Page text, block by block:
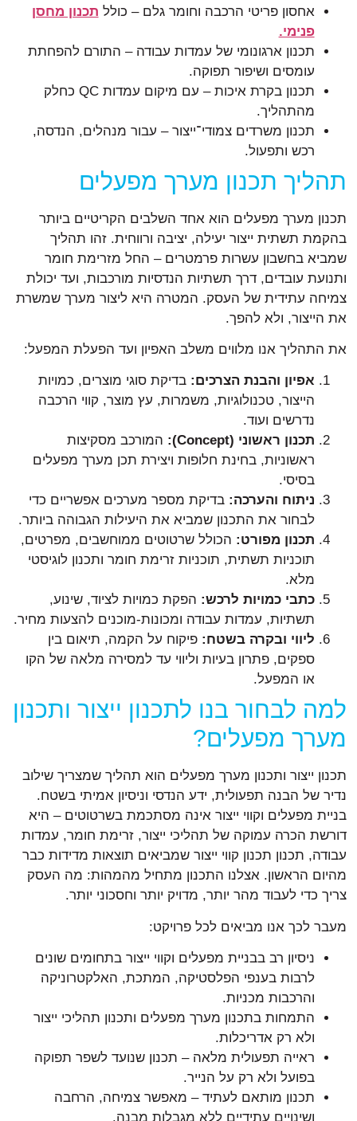
אחסון פריטי הרכבה וחומר גלם – כולל תכנון מחסן
פנימי.
תכנון ארגונומי של עמדות עבודה – התורם להפחתת
עומסים ושיפור תפוקה.
תכנון בקרת איכות – עם מיקום עמדות QC כחלק
מהתהליך.
תכנון משרדים צמודי־ייצור – עבור מנהלים, הנדסה,
רכש ותפעול.
תהליך תכנון מערך מפעלים
תכנון מערך מפעלים הוא אחד השלבים הקריטיים ביותר
בהקמת תשתית ייצור יעילה, יציבה ורווחית. זהו תהליך
שמביא בחשבון עשרות פרמטרים – החל מזרימת חומר
ותנועת עובדים, דרך תשתיות הנדסיות מורכבות, ועד יכולת
צמיחה עתידית של העסק. המטרה היא ליצור מערך שמשרת
את הייצור, ולא להפך.
את התהליך אנו מלווים משלב האפיון ועד הפעלת המפעל:
אפיון והבנת הצרכים: בדיקת סוגי מוצרים, כמויות
הייצור, טכנולוגיות, משמרות, עץ מוצר, קווי הרכבה
נדרשים ועוד.
תכנון ראשוני (Concept):
המורכב מסקיצות
ראשוניות, בחינת חלופות ויצירת תכן מערך מפעלים
בסיסי.
ניתוח והערכה: בדיקת מספר מערכים אפשריים כדי
לבחור את התכנון שמביא את היעילות הגבוהה ביותר.
תכנון מפורט: הכולל שרטוטים ממוחשבים, מפרטים,
תוכניות תשתית, תוכניות זרימת חומר ותכנון לוגיסטי
מלא.
כתבי כמויות לרכש: הפקת כמויות לציוד, שינוע,
תשתיות, עמדות עבודה ומכונות-מוכנים להצעות מחיר.
ליווי ובקרה בשטח: פיקוח על הקמה, תיאום בין
ספקים, פתרון בעיות וליווי עד למסירה מלאה של הקו
או המפעל.
למה לבחור בנו לתכנון ייצור ותכנון
מערך מפעלים?
תכנון ייצור ותכנון מערך מפעלים הוא תהליך שמצריך שילוב
נדיר של הבנה תפעולית, ידע הנדסי וניסיון אמיתי בשטח.
בניית מפעלים וקווי ייצור אינה מסתכמת בשרטוטים – היא
דורשת הכרה עמוקה של תהליכי ייצור, זרימת חומר, עמדות
עבודה, תכנון תכנון קווי ייצור שמביאים תוצאות מדידות כבר
מהיום הראשון. אצלנו התכנון מתחיל מהמהות: מה העסק
צריך כדי לעבוד מהר יותר, מדויק יותר וחסכוני יותר.
מעבר לכך אנו מביאים לכל פרויקט:
ניסיון רב בבניית מפעלים וקווי ייצור בתחומים שונים
לרבות בענפי הפלסטיקה, המתכת, האלקטרוניקה
והרכבות מכניות.
התמחות בתכנון מערך מפעלים ותכנון תהליכי ייצור
ולא רק אדריכלות.
ראייה תפעולית מלאה – תכנון שנועד לשפר תפוקה
בפועל ולא רק על הנייר.
תכנון מותאם לעתיד – מאפשר צמיחה, הרחבה
ושינויים עתידיים ללא מגבלות מבנה.